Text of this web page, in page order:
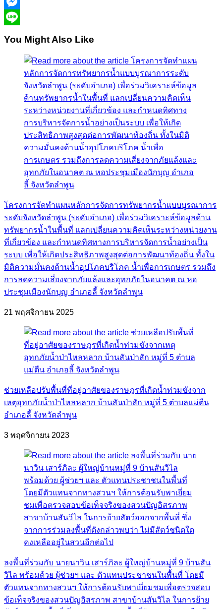
Messenger
You Might Also Like
โครงการจัดทำแผนหลักการจัดการทรัพยากรน้ำแบบบูรณาการ
ระดับจังหวัดลำพูน (ระดับอำเภอ) เพื่อร่วมวิเคราะห์ข้อมูลด้าน
ทรัพยากรน้ำในพื้นที่ แลกเปลี่ยนความคิดเห็นระหว่างหน่วยงาน
ที่เกี่ยวข้อง และกำหนดทิศทางการบริหารจัดการน้ำอย่างเป็น
ระบบ เพื่อให้เกิดประสิทธิภาพสูงสุดต่อการพัฒนาท้องถิ่น ทั้งใน
มิติความมั่นคงด้านน้ำอุปโภคบริโภค น้ำเพื่อการเกษตร รวมถึง
การลดความเสี่ยงจากภัยแล้งและอุทกภัยในอนาคต ณ หอ
ประชุมเมืองนักบุญ อำเภอลี้ จังหวัดลำพูน
21 พฤศจิกายน 2025
ช่วยเหลือปรับพื้นที่ที่อยู่อาศัยของราษฎรที่เกิดน้ำท่วมขังจาก
เหตุอุทกภัยน้ำป่าไหลหลาก บ้านสันป่าสัก หมู่ที่ 5 ตำบลแม่ตืน
อำเภอลี้ จังหวัดลำพูน
3 พฤศจิกายน 2023
ลงพื้นที่ร่วมกับ นายนาวิน เสาร์ภิละ ผู้ใหญ่บ้านหมู่ที่ 9 บ้านสัน
วิไล พร้อมด้วย ผู้ช่วยฯ และ ตัวแทนประชาชนในพื้นที่ โดยมี
ตัวแทนจากทางสวนฯ ให้การต้อนรับพาเยี่ยมชมเพื่อตรวจสอบ
ข้อเท็จจริงของสวนปัญอิสรภาพ สาขาบ้านสันวิไล ในการย้าย